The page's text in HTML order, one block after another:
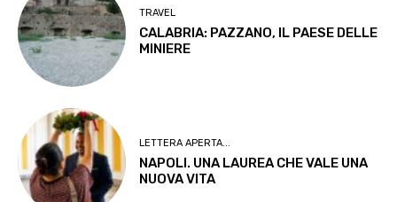
TRAVEL
CALABRIA: PAZZANO, IL PAESE DELLE
MINIERE
LETTERA APERTA...
NAPOLI. UNA LAUREA CHE VALE UNA
NUOVA VITA